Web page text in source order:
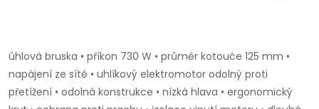
úhlová bruska • příkon 730 W • průměr kotouče 125 mm •
napájení ze sítě • uhlíkový elektromotor odolný proti
přetížení • odolná konstrukce • nízká hlava • ergonomický